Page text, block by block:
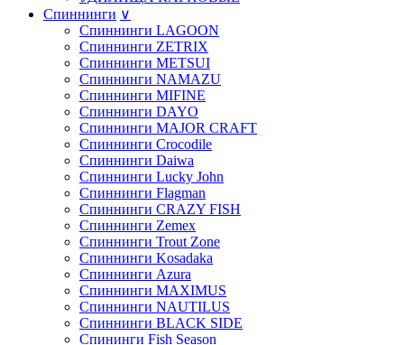
Спиннинги ∨
Спиннинги LAGOON
Спиннинги ZETRIX
Спиннинги METSUI
Спиннинги NAMAZU
Спиннинги MIFINE
Спиннинги DAYO
Спиннинги MAJOR CRAFT
Спиннинги Crocodile
Спиннинги Daiwa
Спиннинги Lucky John
Спиннинги Flagman
Спиннинги CRAZY FISH
Спиннинги Zemex
Спиннинги Trout Zone
Спиннинги Kosadaka
Спиннинги Azura
Спиннинги MAXIMUS
Спиннинги NAUTILUS
Спиннинги BLACK SIDE
Спининги Fish Season